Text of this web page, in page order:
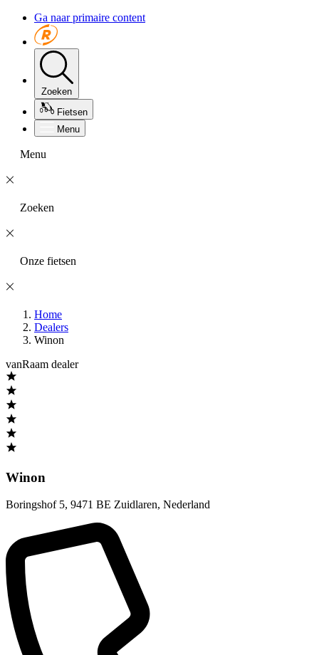
Ga naar primaire content
Zoeken
Fietsen
Menu
Menu
Zoeken
Onze fietsen
Home
Dealers
Winon
vanRaam dealer
Winon
Boringshof 5, 9471 BE Zuidlaren, Nederland